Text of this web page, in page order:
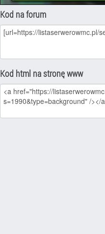
Kod na forum
Kod html na stronę www